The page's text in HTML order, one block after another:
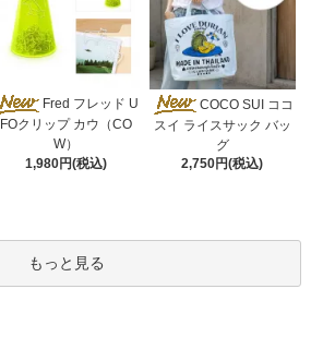
Fred フレッド U
FOクリップ カウ（CO
W）
1,980円(税込)
COCO SUI ココ
スイ ライスサック バッ
グ
2,750円(税込)
もっと見る